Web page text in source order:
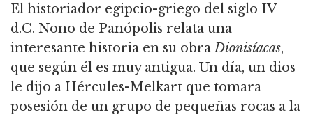
El historiador egipcio-griego del siglo IV
d.C. Nono de Panópolis relata una
interesante historia en su obraDionisíacas,
que según él es muy antigua. Un día, un dios
le dijo a Hércules-Melkart que tomara
posesión de un grupo de pequeñas rocas a la